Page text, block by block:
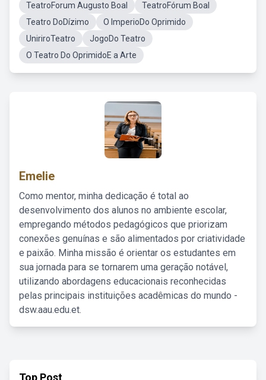
TeatroForum Augusto Boal
TeatroFórum Boal
Teatro DoDízimo
O ImperioDo Oprimido
UniriroTeatro
JogoDo Teatro
O Teatro Do OprimidoE a Arte
Emelie
Como mentor, minha dedicação é total ao
desenvolvimento dos alunos no ambiente escolar,
empregando métodos pedagógicos que priorizam
conexões genuínas e são alimentados por criatividade
e paixão. Minha missão é orientar os estudantes em
sua jornada para se tornarem uma geração notável,
utilizando abordagens educacionais reconhecidas
pelas principais instituições acadêmicas do mundo -
dsw.aau.edu.et.
Top Post